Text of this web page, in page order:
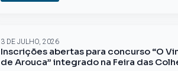
Inscrições abertas para concurso “O
de Arouca” integrado na Feira das
3 DE JULHO, 2026